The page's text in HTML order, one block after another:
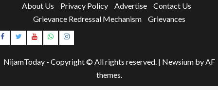
About Us Privacy Policy Advertise
Contact Us
Grievance Redressal Mechanism
Grievances
Instagram
NijamToday - Copyright © All rights reserved. | Newsiumby AF
themes.